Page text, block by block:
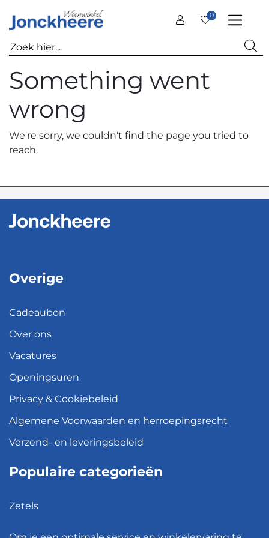
0
Something went
wrong
We're sorry, we couldn't find the page you tried to
reach.
Overige
Cadeaubon
Over ons
Vacatures
Openingsuren
Privacy & Cookiebeleid
Algemene Voorwaarden en herroepingsrecht
Verzend- en leveringsbeleid
Populaire categorieën
Zetels